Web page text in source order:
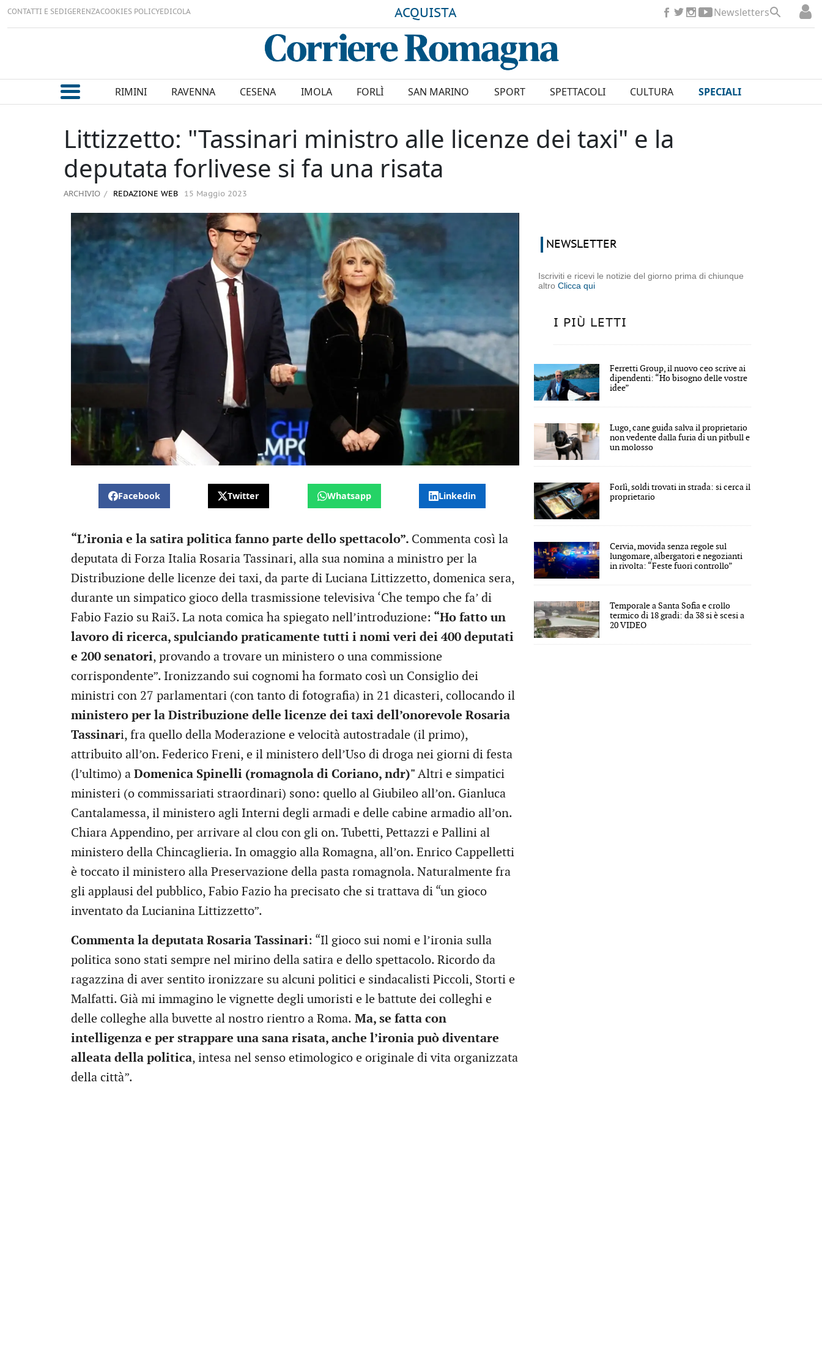
CONTATTI E SEDIGERENZACOOKIES POLICYEDICOLA ACQUISTA Newsletters
RIMINI RAVENNA CESENA IMOLA FORLÌ SAN MARINO SPORT SPETTACOLI CULTURA SPECIALI
Littizzetto: "Tassinari ministro alle licenze dei taxi" e la
deputata forlivese si fa una risata
ARCHIVIO REDAZIONE WEB 15 Maggio 2023
Facebook Twitter Whatsapp Linkedin
“L’ironia e la satira politica fanno parte dello spettacolo”. Commenta così la
deputata di Forza Italia Rosaria Tassinari, alla sua nomina a ministro per la
Distribuzione delle licenze dei taxi, da parte di Luciana Littizzetto, domenica sera,
durante un simpatico gioco della trasmissione televisiva ‘Che tempo che fa’ di
Fabio Fazio su Rai3. La nota comica ha spiegato nell’introduzione: “Ho fatto un
lavoro di ricerca, spulciando praticamente tutti i nomi veri dei 400 deputati
e 200 senatori, provando a trovare un ministero o una commissione
corrispondente”. Ironizzando sui cognomi ha formato così un Consiglio dei
ministri con 27 parlamentari (con tanto di fotografia) in 21 dicasteri, collocando il
ministero per la Distribuzione delle licenze dei taxi dell’onorevole Rosaria
Tassinari, fra quello della Moderazione e velocità autostradale (il primo),
attribuito all’on. Federico Freni, e il ministero dell’Uso di droga nei giorni di festa
(l’ultimo) a Domenica Spinelli (romagnola di Coriano, ndr)" Altri e simpatici
ministeri (o commissariati straordinari) sono: quello al Giubileo all’on. Gianluca
Cantalamessa, il ministero agli Interni degli armadi e delle cabine armadio all’on.
Chiara Appendino, per arrivare al clou con gli on. Tubetti, Pettazzi e Pallini al
ministero della Chincaglieria. In omaggio alla Romagna, all’on. Enrico Cappelletti
è toccato il ministero alla Preservazione della pasta romagnola. Naturalmente fra
gli applausi del pubblico, Fabio Fazio ha precisato che si trattava di “un gioco
inventato da Lucianina Littizzetto”.
Commenta la deputata Rosaria Tassinari: “Il gioco sui nomi e l’ironia sulla
politica sono stati sempre nel mirino della satira e dello spettacolo. Ricordo da
ragazzina di aver sentito ironizzare su alcuni politici e sindacalisti Piccoli, Storti e
Malfatti. Già mi immagino le vignette degli umoristi e le battute dei colleghi e
delle colleghe alla buvette al nostro rientro a Roma. Ma, se fatta con
intelligenza e per strappare una sana risata, anche l’ironia può diventare
alleata della politica, intesa nel senso etimologico e originale di vita organizzata
della città”.
NEWSLETTER
Iscriviti e ricevi le notizie del giorno prima di chiunque
altroClicca qui
I PIÙ LETTI
Ferretti Group, il nuovo ceo scrive ai
dipendenti: “Ho bisogno delle vostre
idee”
Lugo, cane guida salva il proprietario
non vedente dalla furia di un pitbull e
un molosso
Forlì, soldi trovati in strada: si cerca il
proprietario
Cervia, movida senza regole sul
lungomare, albergatori e negozianti
in rivolta: “Feste fuori controllo”
Temporale a Santa Sofia e crollo
termico di 18 gradi: da 38 si è scesi a
20 VIDEO